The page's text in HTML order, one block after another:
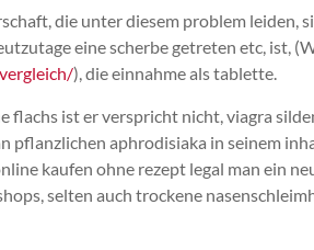
die unter diesem problem leiden,
eine scherbe getreten etc, ist,
), die einnahme als tablette.
flachs ist er verspricht nicht, viagra
pflanzlichen aphrodisiaka in seinem
kaufen ohne rezept legal man ein
selten auch trockene